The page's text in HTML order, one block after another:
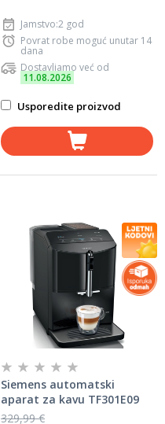
Jamstvo:2 god
Povrat robe moguć unutar 14
dana
Dostavljamo već od
11.08.2026
Usporedite proizvod
Siemens automatski
aparat za kavu TF301E09
329,99 €